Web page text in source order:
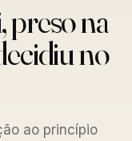
preso na
no
ao princípio